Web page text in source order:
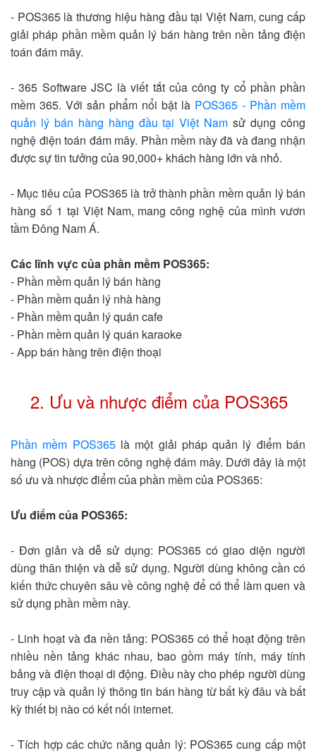
- POS365 là thương hiệu hàng đầu tại Việt Nam, cung cấp
giải pháp phần mềm quản lý bán hàng trên nền tảng điện
toán đám mây.
- 365 Software JSC là viết tắt của công ty cổ phần phần
mềm 365. Với sản phẩm nổi bật là POS365 - Phần mềm
quản lý bán hàng hàng đầu tại Việt Nam sử dụng công
nghệ điện toán đám mây. Phần mềm này đã và đang nhận
được sự tin tưởng của 90,000+ khách hàng lớn và nhỏ.
- Mục tiêu của POS365 là trở thành phần mềm quản lý bán
hàng số 1 tại Việt Nam, mang công nghệ của mình vươn
tầm Đông Nam Á.
Các lĩnh vực của phần mềm POS365:
- Phần mềm quản lý bán hàng
- Phần mềm quản lý nhà hàng
- Phần mềm quản lý quán cafe
- Phần mềm quản lý quán karaoke
- App bán hàng trên điện thoại
2. Ưu và nhược điểm của POS365
Phần mềm POS365là một giải pháp quản lý điểm bán
hàng (POS) dựa trên công nghệ đám mây. Dưới đây là một
số ưu và nhược điểm của phần mềm của POS365:
Ưu điểm của POS365:
- Đơn giản và dễ sử dụng: POS365 có giao diện người
dùng thân thiện và dễ sử dụng. Người dùng không cần có
kiến thức chuyên sâu về công nghệ để có thể làm quen và
sử dụng phần mềm này.
- Linh hoạt và đa nền tảng: POS365 có thể hoạt động trên
nhiều nền tảng khác nhau, bao gồm máy tính, máy tính
bảng và điện thoại di động. Điều này cho phép người dùng
truy cập và quản lý thông tin bán hàng từ bất kỳ đâu và bất
kỳ thiết bị nào có kết nối internet.
- Tích hợp các chức năng quản lý: POS365 cung cấp một